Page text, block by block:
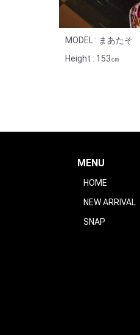
MODEL : まあたそ
Height : 153㎝
MENU
HOME
NEW ARRIVAL
SNAP